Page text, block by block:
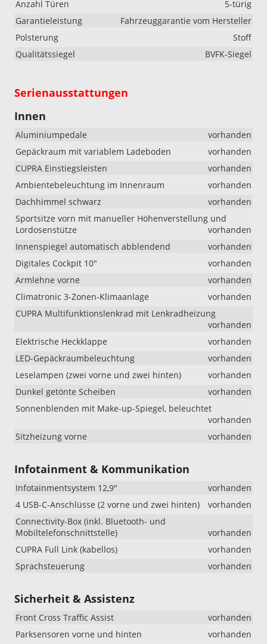
Anzahl Türen
5-türig
Garantieleistung
Fahrzeuggarantie vom Hersteller
Polsterung
Stoff
Qualitätssiegel
BVFK-Siegel
Serienausstattungen
Innen
Aluminiumpedale
vorhanden
Gepäckraum mit variablem Ladeboden
vorhanden
CUPRA Einstiegsleisten
vorhanden
Ambientebeleuchtung im Innenraum
vorhanden
Dachhimmel schwarz
vorhanden
Sportsitze vorn mit manueller Höhenverstellung und
Lordosenstütze
vorhanden
Innenspiegel automatisch abblendend
vorhanden
Digitales Cockpit 10"
vorhanden
Armlehne vorne
vorhanden
Climatronic 3-Zonen-Klimaanlage
vorhanden
CUPRA Multifunktionslenkrad mit Lenkradheizung
vorhanden
Elektrische Heckklappe
vorhanden
LED-Gepäckraumbeleuchtung
vorhanden
Leselampen (zwei vorne und zwei hinten)
vorhanden
Dunkel getönte Scheiben
vorhanden
Sonnenblenden mit Make-up-Spiegel, beleuchtet
vorhanden
Sitzheizung vorne
vorhanden
Infotainment & Kommunikation
Infotainmentsystem 12,9"
vorhanden
4 USB-C-Anschlüsse (2 vorne und zwei hinten)
vorhanden
Connectivity-Box (inkl. Bluetooth- und
Mobiltelefonschnittstelle)
vorhanden
CUPRA Full Link (kabellos)
vorhanden
Sprachsteuerung
vorhanden
Sicherheit & Assistenz
Front Cross Traffic Assist
vorhanden
Parksensoren vorne und hinten
vorhanden